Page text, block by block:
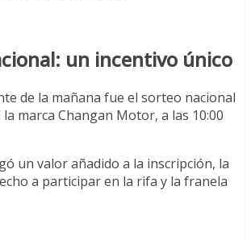
un incentivo único
de la mañana fue el sorteo nacional
marca Changan Motor, a las 10:00
un valor añadido a la inscripción, la
a participar en la rifa y la franela